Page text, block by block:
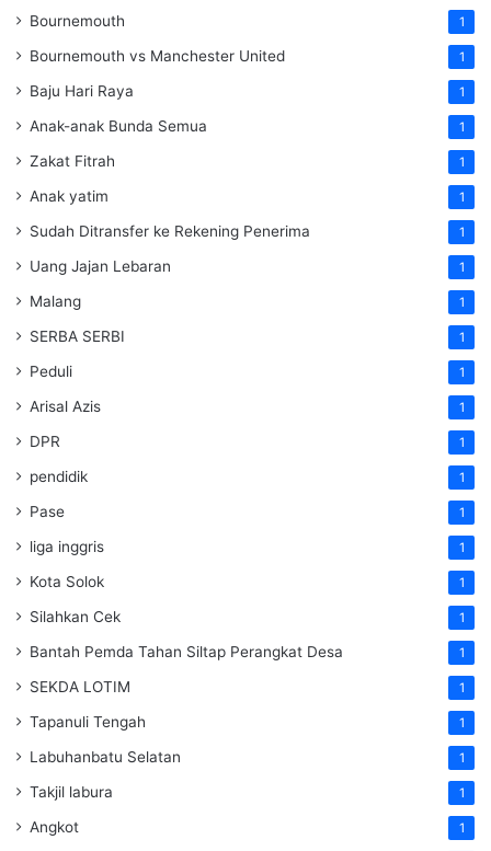
Bournemouth 1
Bournemouth vs Manchester United 1
Baju Hari Raya 1
Anak-anak Bunda Semua 1
Zakat Fitrah 1
Anak yatim 1
Sudah Ditransfer ke Rekening Penerima 1
Uang Jajan Lebaran 1
Malang 1
SERBA SERBI 1
Peduli 1
Arisal Azis 1
DPR 1
pendidik 1
Pase 1
liga inggris 1
Kota Solok 1
Silahkan Cek 1
Bantah Pemda Tahan Siltap Perangkat Desa 1
SEKDA LOTIM 1
Tapanuli Tengah 1
Labuhanbatu Selatan 1
Takjil labura 1
Angkot 1